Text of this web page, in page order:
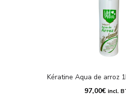
Kératine Aqua de arroz
97,00€ incl.